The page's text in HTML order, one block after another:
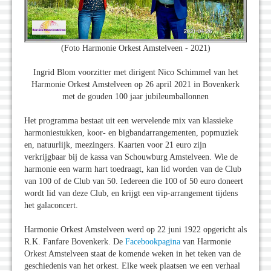
(Foto Harmonie Orkest Amstelveen - 2021)
Ingrid Blom voorzitter met dirigent Nico Schimmel van het
Harmonie Orkest Amstelveen op 26 april 2021 in Bovenkerk
met de gouden 100 jaar jubileumballonnen
Het programma bestaat uit een wervelende mix van klassieke
harmoniestukken, koor- en bigbandarrangementen, popmuziek
en, natuurlijk, meezingers. Kaarten voor 21 euro zijn
verkrijgbaar bij de kassa van Schouwburg Amstelveen. Wie de
harmonie een warm hart toedraagt, kan lid worden van de Club
van 100 of de Club van 50. Iedereen die 100 of 50 euro doneert
wordt lid van deze Club, en krijgt een vip-arrangement tijdens
het galaconcert.
Harmonie Orkest Amstelveen werd op 22 juni 1922 opgericht als
R.K. Fanfare Bovenkerk. De Facebookpagina van Harmonie
Orkest Amstelveen staat de komende weken in het teken van de
geschiedenis van het orkest. Elke week plaatsen we een verhaal